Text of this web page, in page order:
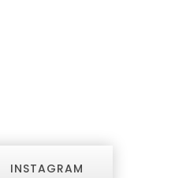
INSTAGRAM